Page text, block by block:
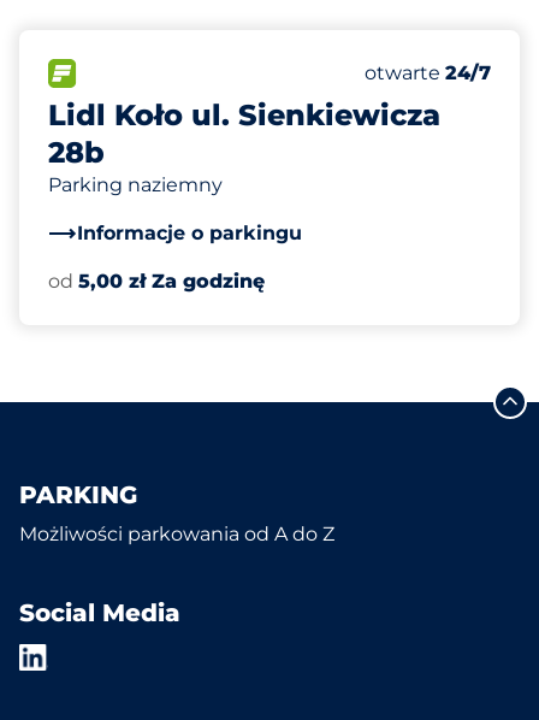
Lidl Koło ul. Sienkiewicza
28b
Parking naziemny
Informacje o parkingu
Liczba miejsc
Całkowita
Sobota
otwarte 24/7
od 5,00 zł Za godzinę
PARKING
Możliwości parkowania od A do Z
Social Media